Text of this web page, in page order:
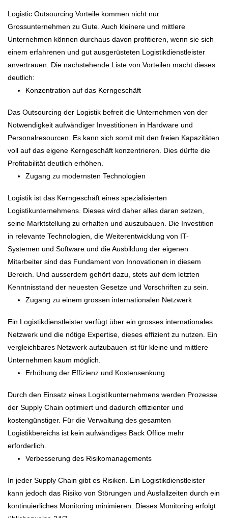
Logistic Outsourcing Vorteile kommen nicht nur
Grossunternehmen zu Gute. Auch kleinere und mittlere
Unternehmen können durchaus davon profitieren, wenn sie sich
einem erfahrenen und gut ausgerüsteten Logistikdienstleister
anvertrauen. Die nachstehende Liste von Vorteilen macht dieses
deutlich:
Konzentration auf das Kerngeschäft
Das Outsourcing der Logistik befreit die Unternehmen von der
Notwendigkeit aufwändiger Investitionen in Hardware und
Personalresourcen. Es kann sich somit mit den freien Kapazitäten
voll auf das eigene Kerngeschäft konzentrieren. Dies dürfte die
Profitabilität deutlich erhöhen.
Zugang zu modernsten Technologien
Logistik ist das Kerngeschäft eines spezialisierten
Logistikunternehmens. Dieses wird daher alles daran setzen,
seine Marktstellung zu erhalten und auszubauen. Die Investition
in relevante Technologien, die Weiterentwicklung von IT-
Systemen und Software und die Ausbildung der eigenen
Mitarbeiter sind das Fundament von Innovationen in diesem
Bereich. Und ausserdem gehört dazu, stets auf dem letzten
Kenntnisstand der neuesten Gesetze und Vorschriften zu sein.
Zugang zu einem grossen internationalen Netzwerk
Ein Logistikdienstleister verfügt über ein grosses internationales
Netzwerk und die nötige Expertise, dieses effizient zu nutzen. Ein
vergleichbares Netzwerk aufzubauen ist für kleine und mittlere
Unternehmen kaum möglich.
Erhöhung der Effizienz und Kostensenkung
Durch den Einsatz eines Logistikunternehmens werden Prozesse
der Supply Chain optimiert und dadurch effizienter und
kostengünstiger. Für die Verwaltung des gesamten
Logistikbereichs ist kein aufwändiges Back Office mehr
erforderlich.
Verbesserung des Risikomanagements
In jeder Supply Chain gibt es Risiken. Ein Logistikdienstleister
kann jedoch das Risiko von Störungen und Ausfallzeiten durch ein
kontinuierliches Monitoring minimieren. Dieses Monitoring erfolgt